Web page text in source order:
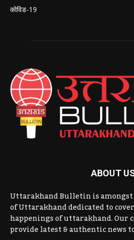
कोविड-19
ABOUT
Uttarakhand Bulletin is
of Uttarakhand dedicated to
happenings of uttarakhand. Our
provide latest & authentic news